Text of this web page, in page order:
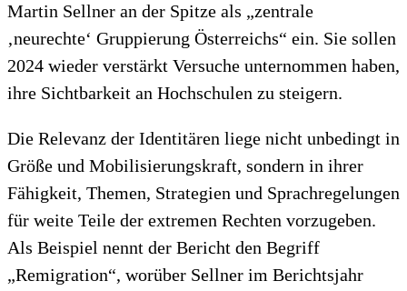
Martin Sellner an der Spitze als „zentrale
‚neurechte‘ Gruppierung Österreichs“ ein. Sie sollen
2024 wieder verstärkt Versuche unternommen haben,
ihre Sichtbarkeit an Hochschulen zu steigern.
Die Relevanz der Identitären liege nicht unbedingt in
Größe und Mobilisierungskraft, sondern in ihrer
Fähigkeit, Themen, Strategien und Sprachregelungen
für weite Teile der extremen Rechten vorzugeben.
Als Beispiel nennt der Bericht den Begriff
„Remigration“, worüber Sellner im Berichtsjahr